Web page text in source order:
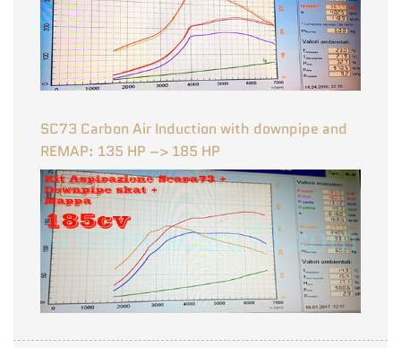
SC73 Carbon Air Induction with downpipe and
REMAP: 135 HP –> 185 HP